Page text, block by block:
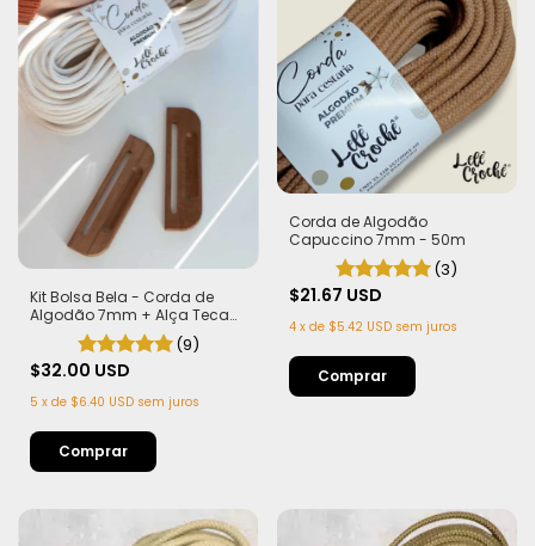
Kit Bolsa Bela - Corda de
Algodão 7mm + Alça Teca
com Imã
(9)
$32.00 USD
5 x de $6.40 USD sem juros
Corda de Algodão
Capuccino 7mm - 50m
(3)
$21.67 USD
4 x de $5.42 USD sem juros